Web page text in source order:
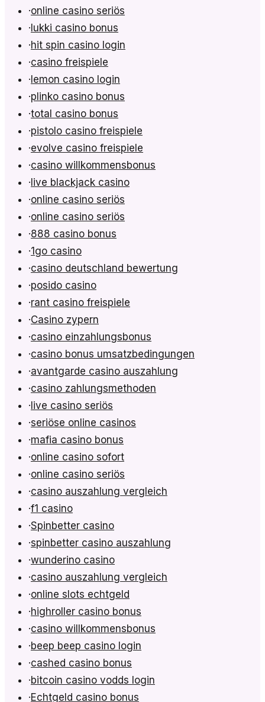
·online casino seriös
·lukki casino bonus
·hit spin casino login
·casino freispiele
·lemon casino login
·plinko casino bonus
·total casino bonus
·pistolo casino freispiele
·evolve casino freispiele
·casino willkommensbonus
·live blackjack casino
·online casino seriös
·online casino seriös
·888 casino bonus
·1go casino
·casino deutschland bewertung
·posido casino
·rant casino freispiele
·Casino zypern
·casino einzahlungsbonus
·casino bonus umsatzbedingungen
·avantgarde casino auszahlung
·casino zahlungsmethoden
·live casino seriös
·seriöse online casinos
·mafia casino bonus
·online casino sofort
·online casino seriös
·casino auszahlung vergleich
·f1 casino
·Spinbetter casino
·spinbetter casino auszahlung
·wunderino casino
·casino auszahlung vergleich
·online slots echtgeld
·highroller casino bonus
·casino willkommensbonus
·beep beep casino login
·cashed casino bonus
·bitcoin casino vodds login
·Echtgeld casino bonus